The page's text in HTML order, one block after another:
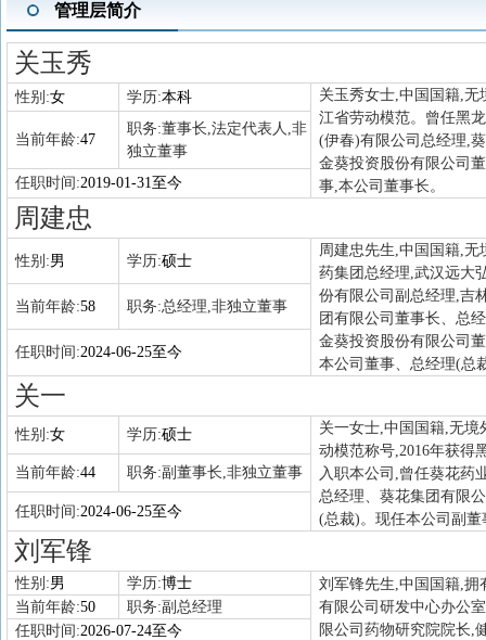
管理层简介
关玉秀
性别:女 学历:本科
关玉秀女士,中国国籍,无
江省劳动模范。曾任黑
(伊春)有限公司总经理,
金葵投资股份有限公司
事,本公司董事长。
当前年龄:47
职务:董事长,法定代表人,非
独立董事
任职时间:2019-01-31至今
周建忠
性别:男 学历:硕士
周建忠先生,中国国籍,无
药集团总经理,武汉远大
份有限公司副总经理,吉
团有限公司董事长、总
金葵投资股份有限公司
本公司董事、总经理(总
当前年龄:58 职务:总经理,非独立董事
任职时间:2024-06-25至今
关一
性别:女 学历:硕士
关一女士,中国国籍,无境
动模范称号,2016年获得
入职本公司,曾任葵花药
总经理、葵花集团有限
(总裁)。现任本公司副董
当前年龄:44 职务:副董事长,非独立董事
任职时间:2024-06-25至今
刘军锋
性别:男 学历:博士
刘军锋先生,中国国籍,拥
有限公司研发中心办公
限公司药物研究院院长,
当前年龄:50 职务:副总经理
任职时间:2026-07-24至今